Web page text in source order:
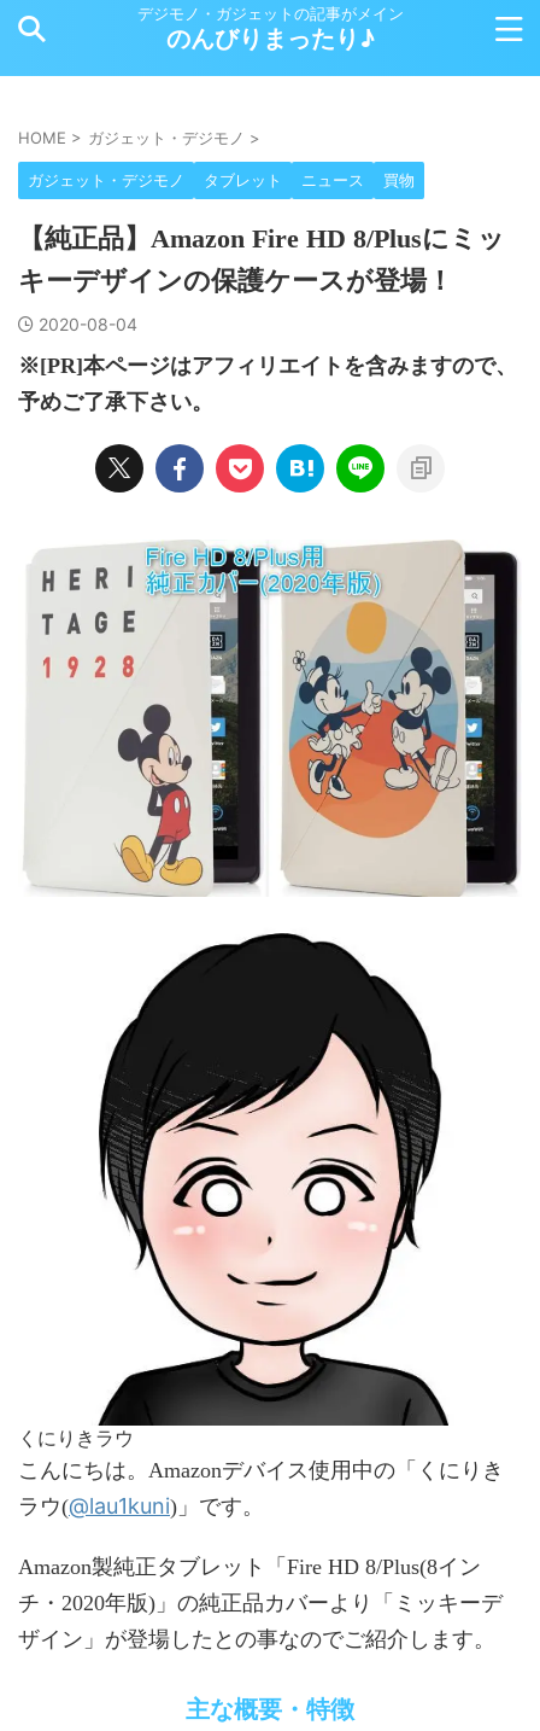
デジモノ・ガジェットの記事がメイン
のんびりまったり♪
HOME > ガジェット・デジモノ >
ガジェット・デジモノ タブレット ニュース 買物
【純正品】Amazon Fire HD 8/Plusにミッ
キーデザインの保護ケースが登場！
2020-08-04
※[PR]本ページはアフィリエイトを含みますので、
予めご了承下さい。
くにりきラウ
こんにちは。Amazonデバイス使用中の「くにりき
ラウ(@lau1kuni)」です。
Amazon製純正タブレット「Fire HD 8/Plus(8イン
チ・2020年版)」の純正品カバーより「ミッキーデ
ザイン」が登場したとの事なのでご紹介します。
主な概要・特徴